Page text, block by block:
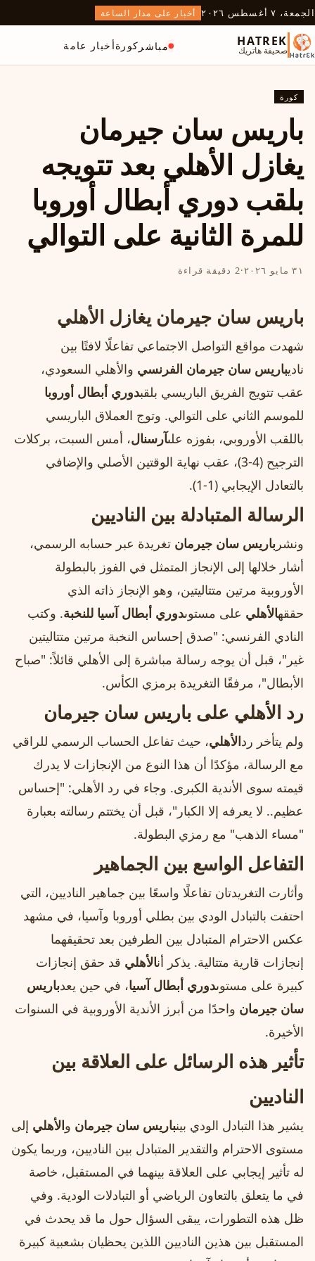
الجمعة، ٧ أغسطس ٢٠٢٦ أخبار على مدار الساعة
HATREK
صحيفة هاتريك مباشر كورةأخبار عامة
كورة
باريس سان جيرمان
يغازل الأهلي بعد تتويجه
بلقب دوري أبطال أوروبا
للمرة الثانية على التوالي
٣١ مايو ٢٠٢٦ ·2 دقيقة قراءة
باريس سان جيرمان يغازل الأهلي
شهدت مواقع التواصل الاجتماعي تفاعلًا لافتًا بين
ناديباريس سان جيرمان الفرنسي والأهلي السعودي،
عقب تتويج الفريق الباريسي بلقبدوري أبطال أوروبا
للموسم الثاني على التوالي. وتوج العملاق الباريسي
باللقب الأوروبي، بفوزه علىآرسنال، أمس السبت، بركلات
الترجيح (4-3)، عقب نهاية الوقتين الأصلي والإضافي
بالتعادل الإيجابي (1-1).
الرسالة المتبادلة بين الناديين
ونشر باريس سان جيرمان تغريدة عبر حسابه الرسمي،
أشار خلالها إلى الإنجاز المتمثل في الفوز بالبطولة
الأوروبية مرتين متتاليتين، وهو الإنجاز ذاته الذي
حققهالأهلي على مستوىدوري أبطال آسيا للنخبة. وكتب
النادي الفرنسي: "صدق إحساس النخبة مرتين متتاليتين
غير"، قبل أن يوجه رسالة مباشرة إلى الأهلي قائلاً: "صباح
الأبطال"، مرفقًا التغريدة برمزي الكأس.
رد الأهلي على باريس سان جيرمان
ولم يتأخر ردالأهلي، حيث تفاعل الحساب الرسمي للراقي
مع الرسالة، مؤكدًا أن هذا النوع من الإنجازات لا يدرك
قيمته سوى الأندية الكبرى. وجاء في رد الأهلي: "إحساس
عظيم.. لا يعرفه إلا الكبار"، قبل أن يختتم رسالته بعبارة
"مساء الذهب" مع رمزي البطولة.
التفاعل الواسع بين الجماهير
وأثارت التغريدتان تفاعلًا واسعًا بين جماهير الناديين، التي
احتفت بالتبادل الودي بين بطلي أوروبا وآسيا، في مشهد
عكس الاحترام المتبادل بين الطرفين بعد تحقيقهما
إنجازات قارية متتالية. يذكر أنالأهلي قد حقق إنجازات
كبيرة على مستوىدوري أبطال آسيا، في حين يعدباريس
سان جيرمان واحدًا من أبرز الأندية الأوروبية في السنوات
الأخيرة.
تأثير هذه الرسائل على العلاقة بين
الناديين
يشير هذا التبادل الودي بينباريس سان جيرمان والأهلي إلى
مستوى الاحترام والتقدير المتبادل بين الناديين، وربما يكون
له تأثير إيجابي على العلاقة بينهما في المستقبل، خاصة
في ما يتعلق بالتعاون الرياضي أو التبادلات الودية. وفي
ظل هذه التطورات، يبقى السؤال حول ما قد يحدث في
المستقبل بين هذين الناديين اللذين يحظيان بشعبية كبيرة